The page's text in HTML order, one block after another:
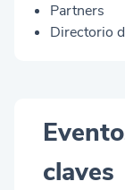
Partners
Directorio
claves